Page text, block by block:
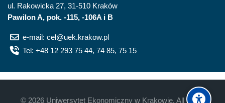
ul. Rakowicka 27, 31-510 Kraków
Pawilon A, pok. -115, -106A i B
e-mail: cel@uek.krakow.pl
Tel: +48 12 293 75 44, 74 85, 75 15
© 2026 Uniwersytet Ekonomiczny w Krakowie. All rights